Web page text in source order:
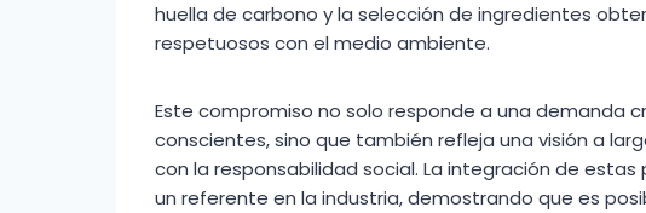
huella de carbono y la selección de ingredientes
respetuosos con el medio ambiente.
Este compromiso no solo responde a una demanda
conscientes, sino que también refleja una visión a
con la responsabilidad social. La integración de
un referente en la industria, demostrando que es